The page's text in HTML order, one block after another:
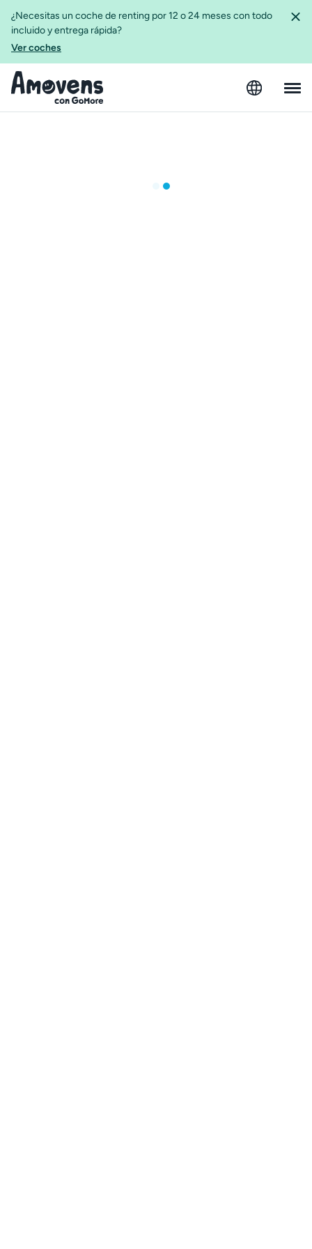
¿Necesitas un coche de renting por 12 o 24 meses con todo
incluido y entrega rápida?
Ver coches